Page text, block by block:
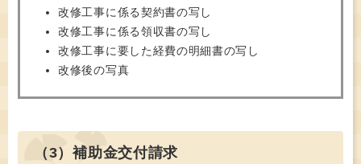
改修工事に係る契約書の写し
改修工事に係る領収書の写し
改修工事に要した経費の明細書の写し
改修後の写真
（3）補助金交付請求